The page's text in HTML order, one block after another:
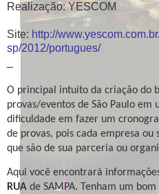
Realização: YESCOM
Site: http://
sp/2012/portugues/
O principal intuito da criação do
provas/eventos de São Paulo em
dificuldade em fazer um
de provas, pois cada empresa ou
que são de sua parceria ou
Aqui você encontrará
RUA de SAMPA. Tenham um